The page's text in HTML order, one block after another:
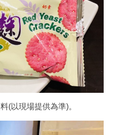
(以現場提供為準)。